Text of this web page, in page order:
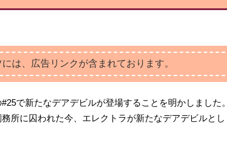
は、広告リンクが含まれております。
で新たなデアデビルが登場することを明かしました。
所に囚われた今、エレクトラが新たなデアデビルとし